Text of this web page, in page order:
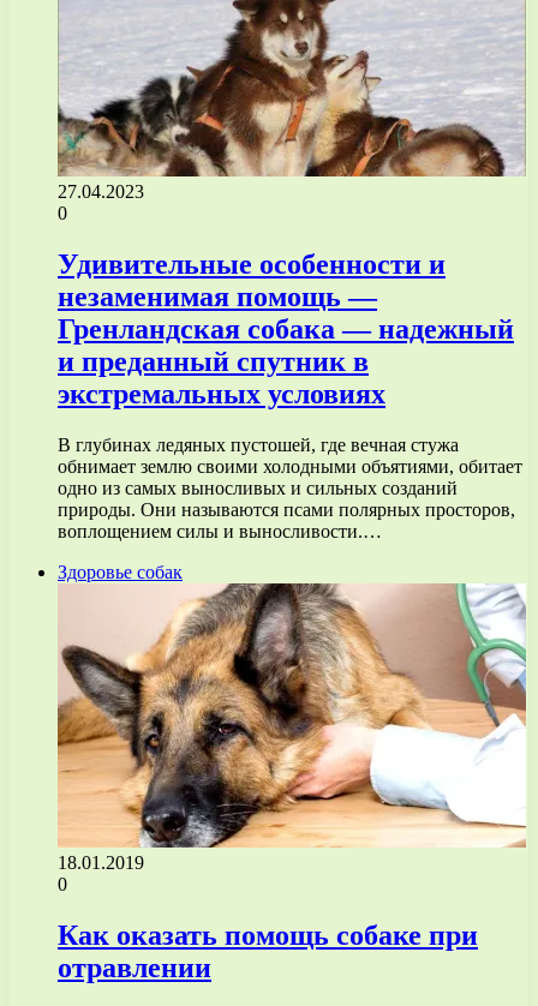
27.04.2023
0
Удивительные особенности и
незаменимая помощь —
Гренландская собака — надежный
и преданный спутник в
экстремальных условиях
В глубинах ледяных пустошей, где вечная стужа
обнимает землю своими холодными объятиями, обитает
одно из самых выносливых и сильных созданий
природы. Они называются псами полярных просторов,
воплощением силы и выносливости.…
Здоровье собак
18.01.2019
0
Как оказать помощь собаке при
отравлении